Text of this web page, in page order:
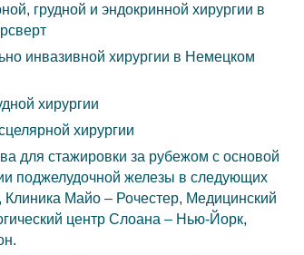
грудной и эндокринной хирургии в
инвазивной хирургии в Немецком
хирургии
хирургии
для стажировки за рубежом с основой
поджелудочной железы в следующих
Клиника Майо – Рочестер, Медицинский
центр Слоана – Нью-Йорк,